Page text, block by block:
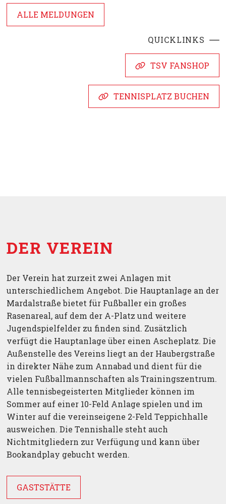
ALLE MELDUNGEN
QUICKLINKS
TSV FANSHOP
TENNISPLATZ BUCHEN
DER VEREIN
Der Verein hat zurzeit zwei Anlagen mit
unterschiedlichem Angebot. Die Hauptanlage an der
Mardalstraße bietet für Fußballer ein großes
Rasenareal, auf dem der A-Platz und weitere
Jugendspielfelder zu finden sind. Zusätzlich
verfügt die Hauptanlage über einen Ascheplatz. Die
Außenstelle des Vereins liegt an der Haubergstraße
in direkter Nähe zum Annabad und dient für die
vielen Fußballmannschaften als Trainingszentrum.
Alle tennisbegeisterten Mitglieder können im
Sommer auf einer 10-Feld Anlage spielen und im
Winter auf die vereinseigene 2-Feld Teppichhalle
ausweichen. Die Tennishalle steht auch
Nichtmitgliedern zur Verfügung und kann über
Bookandplay gebucht werden.
GASTSTÄTTE